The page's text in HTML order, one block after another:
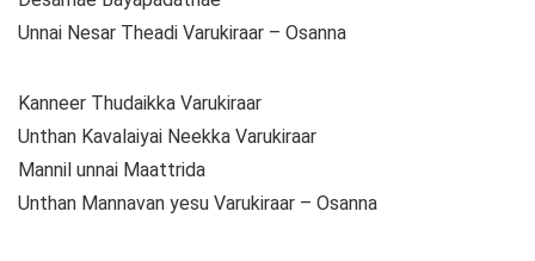
Unnai Nesar Theadi Varukiraar – Osanna
Kanneer Thudaikka Varukiraar
Unthan Kavalaiyai Neekka Varukiraar
Mannil unnai Maattrida
Unthan Mannavan yesu Varukiraar – Osanna